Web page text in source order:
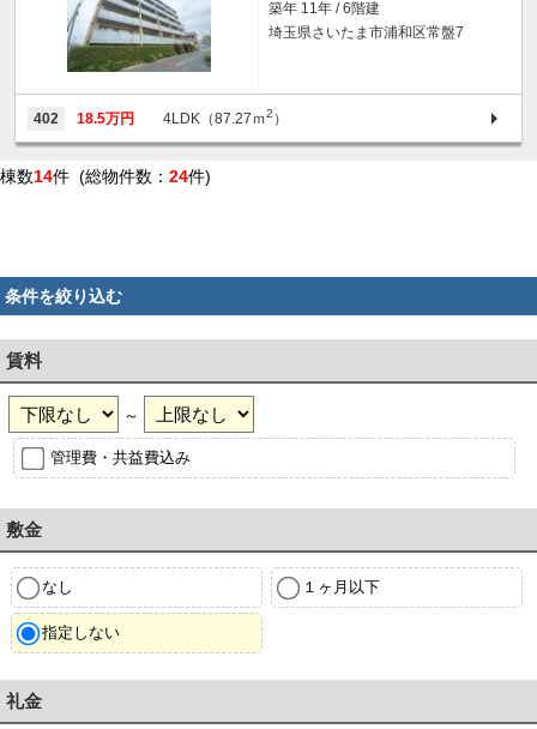
築年 11年 / 6階建
埼玉県さいたま市浦和区常盤7
402 18.5万円 4LDK（87.27ｍ2 ）
棟数14件 (総物件数： 24件)
条件を絞り込む
賃料
～
管理費・共益費込み
敷金
なし １ヶ月以下
指定しない
礼金